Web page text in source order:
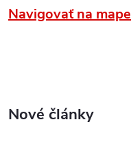
Navigovať na mape
Nové články